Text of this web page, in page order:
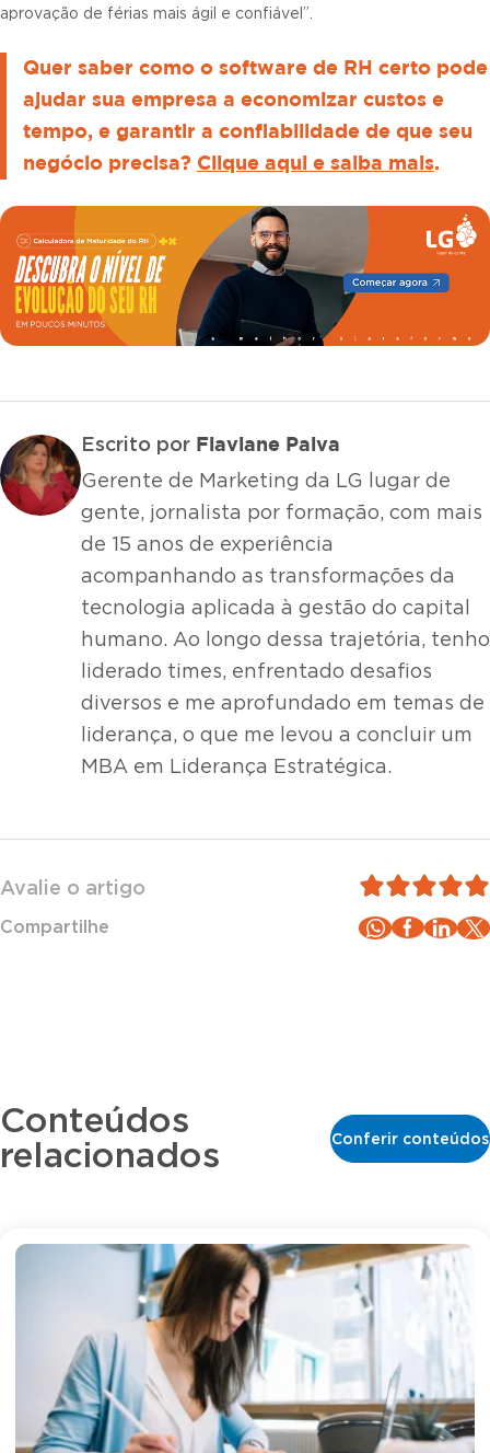
aprovação de férias mais ágil e confiável”.
Quer saber como o software de RH certo pode
ajudar sua empresa a economizar custos e
tempo, e garantir a confiabilidade de que seu
negócio precisa? Clique aqui e saiba mais.
Escrito por Flaviane Paiva
Gerente de Marketing da LG lugar de
gente, jornalista por formação, com mais
de 15 anos de experiência
acompanhando as transformações da
tecnologia aplicada à gestão do capital
humano. Ao longo dessa trajetória, tenho
liderado times, enfrentado desafios
diversos e me aprofundado em temas de
liderança, o que me levou a concluir um
MBA em Liderança Estratégica.
Avalie o artigo
Compartilhe
Conteúdos
relacionados
Conferir conteúdos